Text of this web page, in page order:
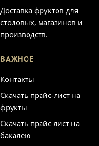
Доставка фруктов для
столовых, магазинов и
производств.
ВАЖНОЕ
Контакты
Скачать прайс-лист на
фрукты
Скачать прайс лист на
бакалею